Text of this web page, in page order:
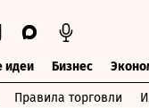
идеи Бизнес
Правила торговли